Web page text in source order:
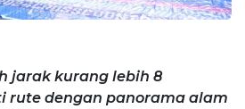
jarak kurang lebih 8
rute dengan panorama alam